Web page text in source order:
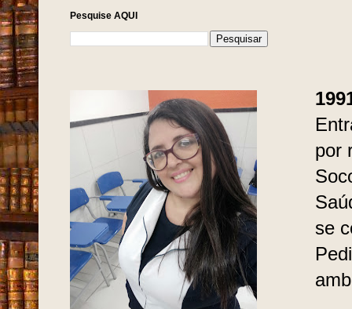
por
se
Pesquise AQUI